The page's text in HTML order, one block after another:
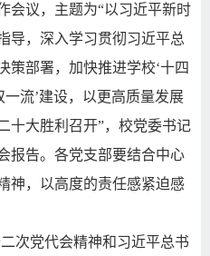
会议，主题为“以习近平新时
导，深入学习贯彻习近平总
策部署，加快推进学校‘十四
一流’建设，以更高质量发展
十大胜利召开”，校党委书记
报告。各党支部要结合中心
神，以高度的责任感紧迫感
次党代会精神和习近平总书